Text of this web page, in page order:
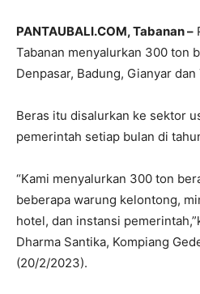
PANTAUBALI.COM, Tabanan –
Tabanan menyalurkan 300 ton
Denpasar, Badung, Gianyar
Beras itu disalurkan ke sektor
pemerintah setiap bulan di
“Kami menyalurkan 300 ton
beberapa warung kelontong,
hotel, dan instansi
Dharma Santika, Kompiang
(20/2/2023).